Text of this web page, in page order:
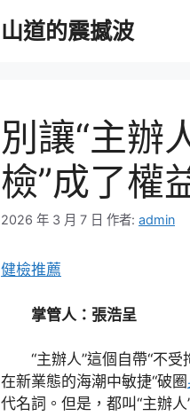
山道的震撼波
別讓“主辦
檢”成了權
2026 年 3 月 7 日 作者: admin
健檢推薦
掌管人：張浩呈
“主辦人”這個自帶“不
在新業態的海潮中敏捷“破圈
代名詞。但是，都叫“主辦